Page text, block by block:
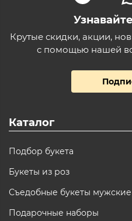
Крутые скидки, акции,
с помощью нашей
Каталог
Подбор букета
Букеты из роз
Съедобные букеты мужские
Подарочные наборы